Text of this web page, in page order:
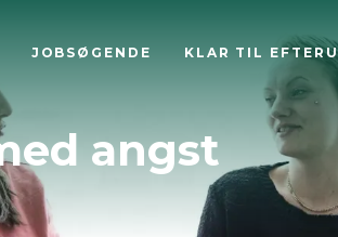
JOBSØGENDE KLAR TIL
angst